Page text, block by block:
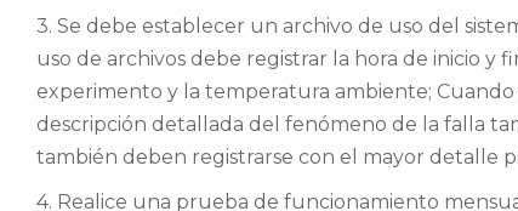
3. Se debe establecer un archivo de uso del
uso de archivos debe registrar la hora de inicio y
experimento y la temperatura ambiente;
descripción detallada del fenómeno de la falla
también deben registrarse con el mayor detalle
4. Realice una prueba de funcionamiento